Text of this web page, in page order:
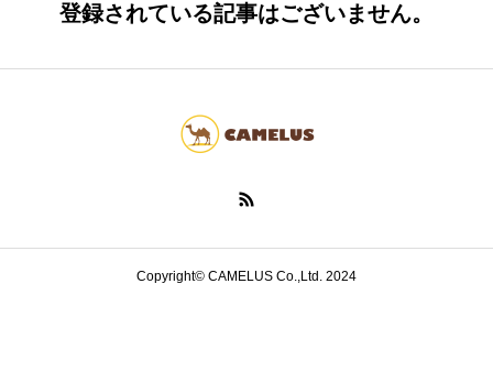
登録されている記事はございません。
Copyright© CAMELUS Co.,Ltd. 2024